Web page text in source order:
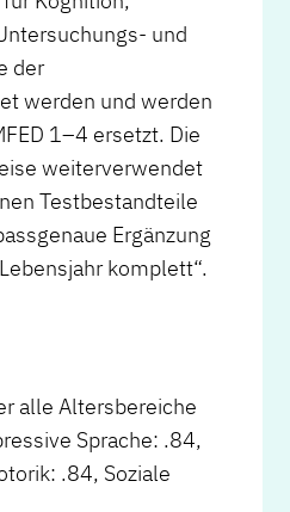
und
der
werden und werden
1–4 ersetzt. Die
weiterverwendet
Testbestandteile
Ergänzung
komplett“.
alle Altersbereiche
Sprache: .84,
.84, Soziale